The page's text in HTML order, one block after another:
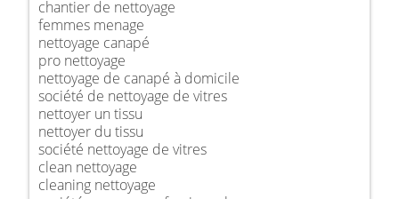
chantier de nettoyage
femmes menage
nettoyage canapé
pro nettoyage
nettoyage de canapé à domicile
société de nettoyage de vitres
nettoyer un tissu
nettoyer du tissu
société nettoyage de vitres
clean nettoyage
cleaning nettoyage